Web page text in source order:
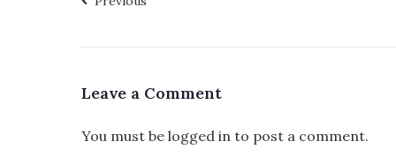
Leave a Comment
You must be logged in to post a comment.